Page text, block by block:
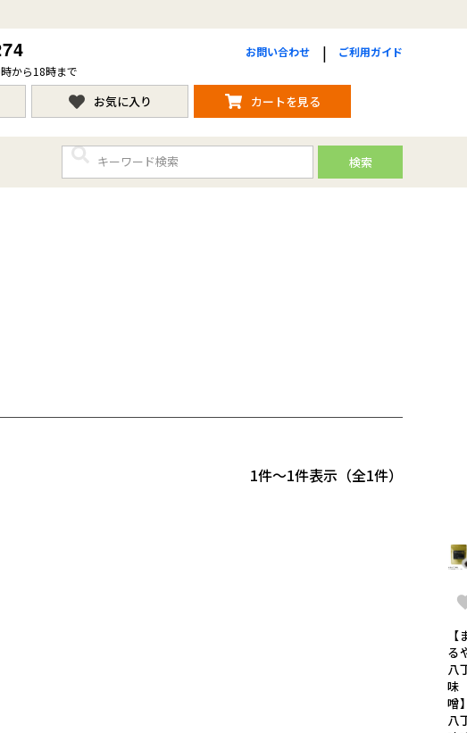
から18時まで
お問い合わせ ご利用ガイド
お気に入り カートを見る
検索
1
1 -
1件表示
【
る
八
味
噌
八